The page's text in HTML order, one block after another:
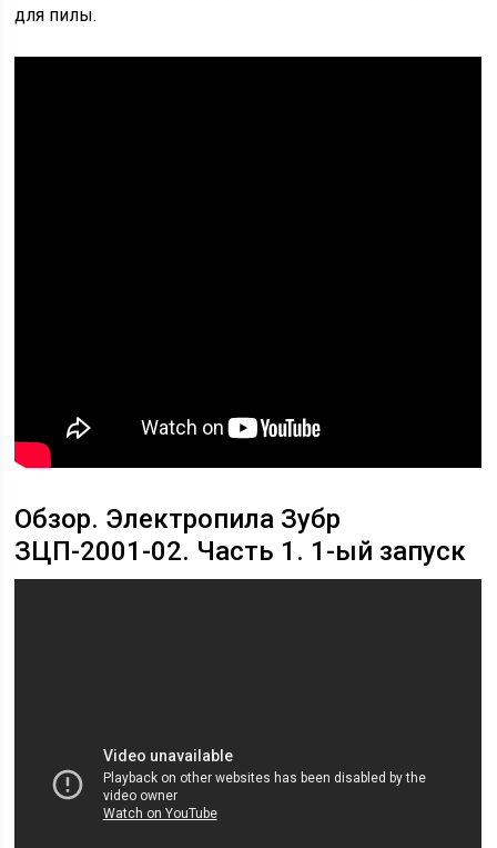
для пилы.
Обзор. Электропила Зубр
ЗЦП-2001-02. Часть 1. 1-ый запуск